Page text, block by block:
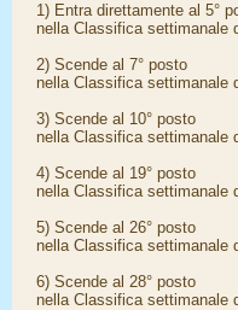
1) Entra direttamente al 5°
nella Classifica settimanale
2) Scende al 7° posto
nella Classifica settimanale
3) Scende al 10° posto
nella Classifica settimanale
4) Scende al 19° posto
nella Classifica settimanale
5) Scende al 26° posto
nella Classifica settimanale
6) Scende al 28° posto
nella Classifica settimanale